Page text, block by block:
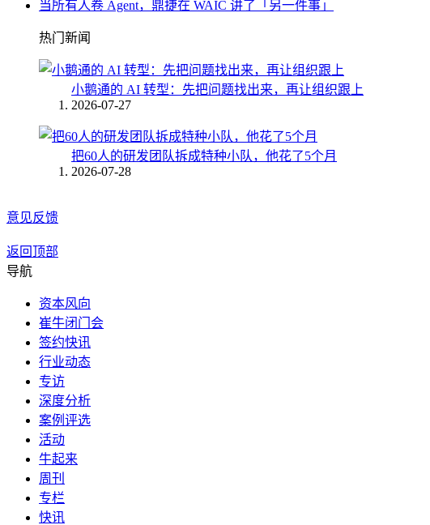
当所有人卷 Agent，鼎捷在 WAIC 讲了「另一件事」
热门新闻
小鹅通的 AI 转型：先把问题找出来，再让组织跟上
2026-07-27
把60人的研发团队拆成特种小队，他花了5个月
2026-07-28
意见反馈
返回顶部
导航
资本风向
崔牛闭门会
签约快讯
行业动态
专访
深度分析
案例评选
活动
牛起来
周刊
专栏
快讯